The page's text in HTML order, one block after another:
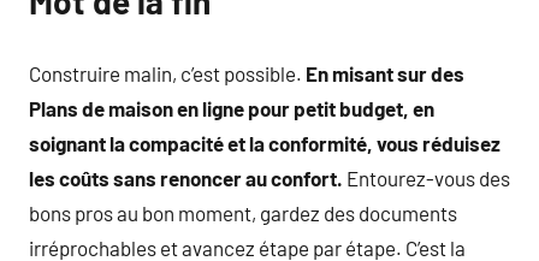
Construire malin, c’est possible. En misant sur des
Plans de maison en ligne pour petit budget, en
soignant la compacité et la conformité, vous réduisez
les coûts sans renoncer au confort. Entourez-vous des
bons pros au bon moment, gardez des documents
irréprochables et avancez étape par étape. C’est la